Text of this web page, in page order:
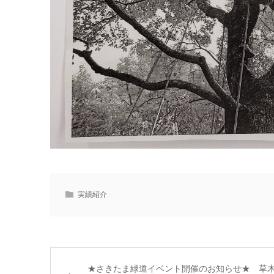
実績紹介
★さきたま緑道イベント開催のお知らせ★ 草